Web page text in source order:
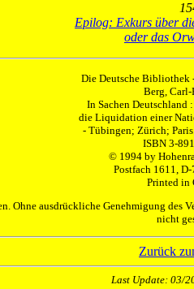
Epilog: Exkurs über
oder das
Die Deutsche Bibliothek
Berg,
In Sachen Deutschland
die Liquidation einer
- Tübingen; Zürich;
ISBN 3-
© 1994 by
Postfach 1611,
Printed in
Ohne ausdrückliche Genehmigung
nicht
Zurück
Last Update: 03/